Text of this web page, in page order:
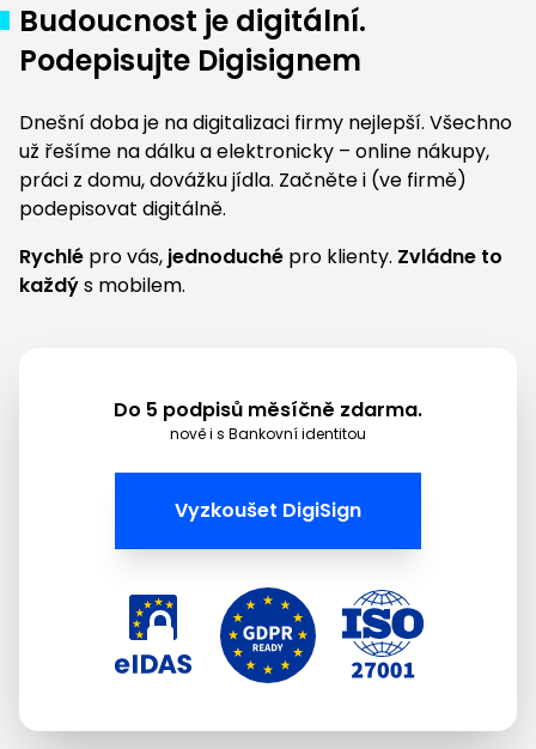
Budoucnost je digitální.
Podepisujte Digisignem
Dnešní doba je na digitalizaci firmy nejlepší. Všechno
už řešíme na dálku a elektronicky – online nákupy,
práci z domu,dovážku jídla. Začněte i (ve firmě)
podepisovat digitálně.
Rychlé pro vás, jednoduché pro klienty. Zvládne to
každýs mobilem.
Do 5 podpisů měsíčně zdarma.
nově i s Bankovní identitou
Vyzkoušet DigiSign